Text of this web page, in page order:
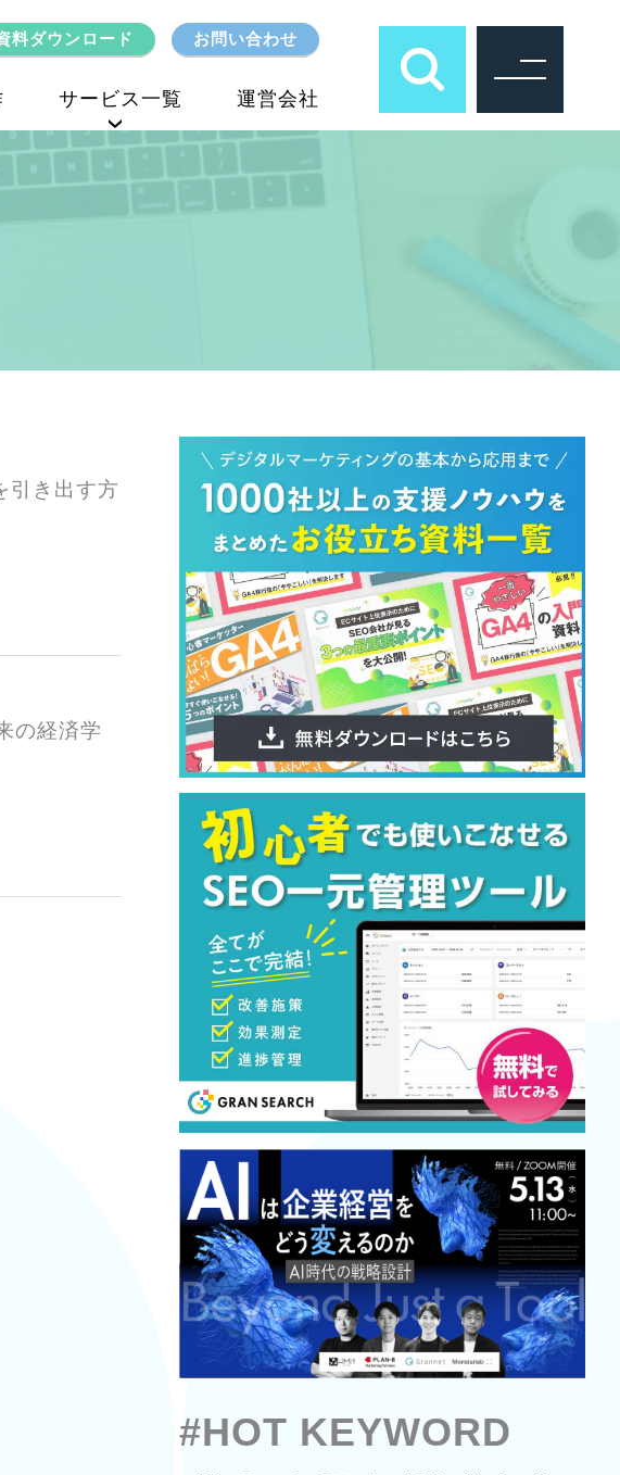
料ダウンロード お問い合わせ
サービス一覧 運営会社
引き出す方
の経済学
#HOT KEYWORD